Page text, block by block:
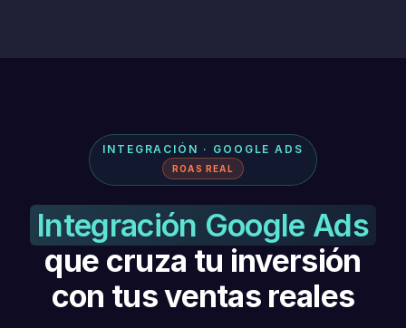
INTEGRACIÓN · GOOGLE ADS
ROAS REAL
Integración Google Ads
que cruza tu inversión
con tus ventas reales